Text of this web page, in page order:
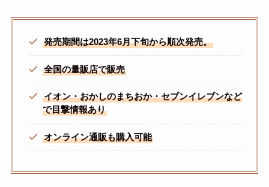
発売期間は2023年6月下旬から順次発売。
全国の量販店で販売
イオン・おかしのまちおか・セブンイレブンなど
で目撃情報あり
オンライン通販も購入可能